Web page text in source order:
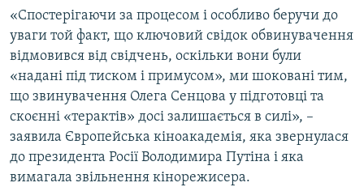
«Спостерігаючи за процесом і особливо беручи до
уваги той факт, що ключовий свідок обвинувачення
відмовився від свідчень, оскільки вони були
«надані під тиском і примусом», ми шоковані тим,
що звинувачення Олега Сенцова у підготовці та
скоєнні «терактів» досі залишається в силі», –
заявила Європейська кіноакадемія, яка звернулася
до президента Росії Володимира Путіна і яка
вимагала звільнення кінорежисера.